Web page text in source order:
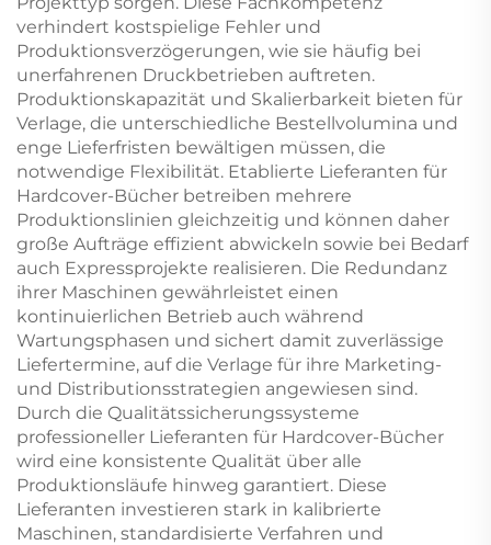
verhindert kostspielige Fehler und
Produktionsverzögerungen, wie sie häufig bei
unerfahrenen Druckbetrieben auftreten.
Produktionskapazität und Skalierbarkeit bieten für
Verlage, die unterschiedliche Bestellvolumina und
enge Lieferfristen bewältigen müssen, die
notwendige Flexibilität. Etablierte Lieferanten für
Hardcover-Bücher betreiben mehrere
Produktionslinien gleichzeitig und können daher
große Aufträge effizient abwickeln sowie bei Bedarf
auch Expressprojekte realisieren. Die Redundanz
ihrer Maschinen gewährleistet einen
kontinuierlichen Betrieb auch während
Wartungsphasen und sichert damit zuverlässige
Liefertermine, auf die Verlage für ihre Marketing-
und Distributionsstrategien angewiesen sind.
Durch die Qualitätssicherungssysteme
professioneller Lieferanten für Hardcover-Bücher
wird eine konsistente Qualität über alle
Produktionsläufe hinweg garantiert. Diese
Lieferanten investieren stark in kalibrierte
Maschinen, standardisierte Verfahren und